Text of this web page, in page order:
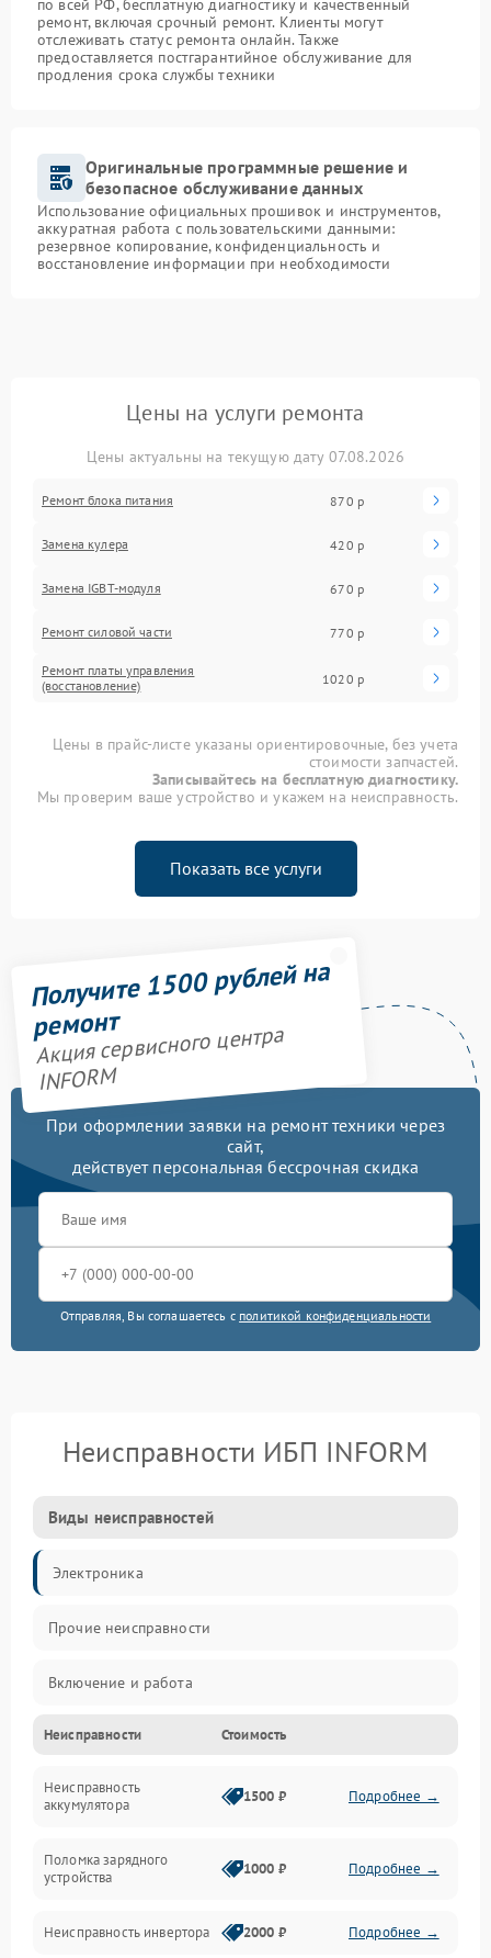
по всей РФ, бесплатную диагностику и качественный
ремонт, включая срочный ремонт. Клиенты могут
отслеживать статус ремонта онлайн. Также
предоставляется постгарантийное обслуживание для
продления срока службы техники
Оригинальные программные решение и
безопасное обслуживание данных
Использование официальных прошивок и инструментов,
аккуратная работа с пользовательскими данными:
резервное копирование, конфиденциальность и
восстановление информации при необходимости
Цены на услуги ремонта
Цены актуальны на текущую дату 07.08.2026
Ремонт блока питания 870 р
Замена кулера 420 р
Замена IGBT-модуля 670 р
Ремонт силовой части 770 р
Ремонт платы управления
(восстановление)
1020 р
Цены в прайс-листе указаны ориентировочные, без учета
стоимости запчастей.
Записывайтесь на бесплатную диагностику.
Мы проверим ваше устройство и укажем на неисправность.
Показать все услуги
Получите 1500 рублей на
ремонт
Акция сервисного центра
INFORM
При оформлении заявки на ремонт техники через
сайт,
действует персональная бессрочная скидка
Отправляя, Вы соглашаетесь с политикой конфиденциальности
Неисправности ИБП INFORM
Виды неисправностей
Электроника
Прочие неисправности
Включение и работа
Работа с нагрузкой
Звук и индикация
Неисправности Стоимость
Неисправность
аккумулятора
1500 ₽ Подробнее →
Поломка зарядного
устройства
1000 ₽ Подробнее →
Неисправность инвертора 2000 ₽ Подробнее →